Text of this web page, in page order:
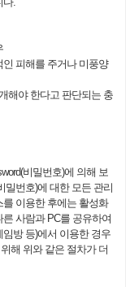
피해를 주거나 미풍양
해야 한다고 판단되는 충
비밀번호)에 의해 보
밀번호)에 대한 모든 관리
이용한 후에는 활성화
사람과 PC를 공유하여
방 등)에서 이용한 경우
해 위와 같은 절차가 더